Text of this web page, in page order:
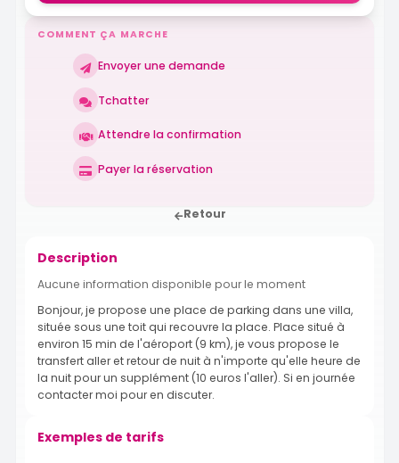
COMMENT ÇA MARCHE
Envoyer une demande
Tchatter
Attendre la confirmation
Payer la réservation
Retour
Description
Aucune information disponible pour le moment
Bonjour, je propose une place de parking dans une villa,
située sous une toit qui recouvre la place. Place situé à
environ 15 min de l'aéroport (9 km), je vous propose le
transfert aller et retour de nuit à n'importe qu'elle heure de
la nuit pour un supplément (10 euros l'aller). Si en journée
contacter moi pour en discuter.
Exemples de tarifs